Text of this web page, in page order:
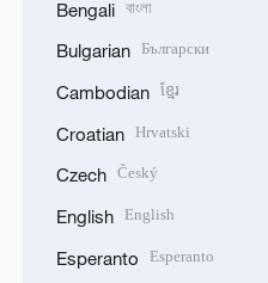
Bengali বাংলা
Bulgarian Български
Cambodian ខ្មែរ
Croatian Hrvatski
Czech Český
English English
Esperanto Esperanto